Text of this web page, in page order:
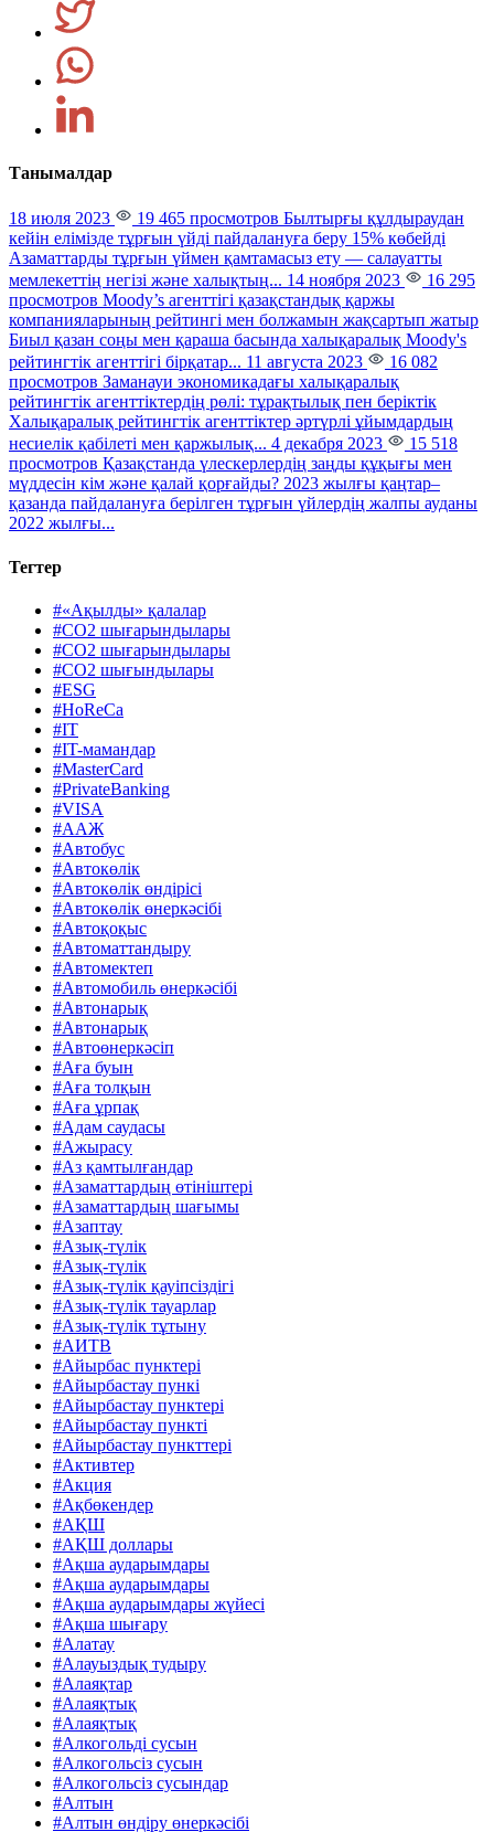
Танымалдар
18 июля 2023 19 465 просмотров Былтырғы құлдыраудан
кейін елімізде тұрғын үйді пайдалануға беру 15% көбейді
Азаматтарды тұрғын үймен қамтамасыз ету — салауатты
мемлекеттің негізі және халықтың... 14 ноября 2023
16 295
просмотров Moody’s агенттігі қазақстандық қаржы
компанияларының рейтингі мен болжамын жақсартып жатыр
Биыл қазан соңы мен қараша басында халықаралық Moody's
рейтингтік агенттігі бірқатар... 11 августа 2023
16 082
просмотров Заманауи экономикадағы халықаралық
рейтингтік агенттіктердің рөлі: тұрақтылық пен беріктік
Халықаралық рейтингтік агенттіктер әртүрлі ұйымдардың
несиелік қабілеті мен қаржылық... 4 декабря 2023
15 518
просмотров Қазақстанда үлескерлердің заңды құқығы мен
мүддесін кім және қалай қорғайды? 2023 жылғы қаңтар–
қазанда пайдалануға берілген тұрғын үйлердің жалпы ауданы
2022 жылғы...
Тегтер
#«Ақылды» қалалар
#CO2 шығарындылары
#CO2 шығарындылары
#CO2 шығындылары
#ESG
#HoReCa
#IT
#IT-мамандар
#MasterCard
#PrivateBanking
#VISA
#ААЖ
#Автобус
#Автокөлік
#Автокөлік өндірісі
#Автокөлік өнеркәсібі
#Автоқоқыс
#Автоматтандыру
#Автомектеп
#Автомобиль өнеркәсібі
#Автонарық
#Автонарық
#Автоөнеркәсіп
#Аға буын
#Аға толқын
#Аға ұрпақ
#Адам саудасы
#Ажырасу
#Аз қамтылғандар
#Азаматтардың өтініштері
#Азаматтардың шағымы
#Азаптау
#Азық-түлік
#Азық-түлік
#Азық-түлік қауіпсіздігі
#Азық-түлік тауарлар
#Азық-түлік тұтыну
#АИТВ
#Айырбас пунктері
#Айырбастау пункі
#Айырбастау пунктері
#Айырбастау пункті
#Айырбастау пункттері
#Активтер
#Акция
#Ақбөкендер
#АҚШ
#АҚШ доллары
#Ақша аударымдары
#Ақша аударымдары
#Ақша аударымдары жүйесі
#Ақша шығару
#Алатау
#Алауыздық тудыру
#Алаяқтар
#Алаяқтық
#Алаяқтық
#Алкогольді сусын
#Алкогольсіз сусын
#Алкогольсіз сусындар
#Алтын
#Алтын өндіру өнеркәсібі